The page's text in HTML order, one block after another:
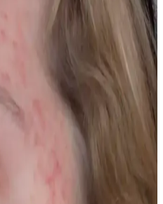
Çekici Görünüm Sağlayan
feminen ve çekici görünmelerini
ve doğal uygulamalar
Yöntemleri ve Doğal
Rehber
medikal yöntemlerle kalıcı
detaylıca inceleniyor.
sağlığı destekleniyor.
İyileşme Süreci ve